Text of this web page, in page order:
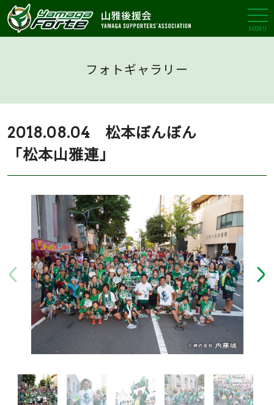
MENU
フォトギャラリー
2018.08.04 松本ぼんぼん
「松本山雅連」